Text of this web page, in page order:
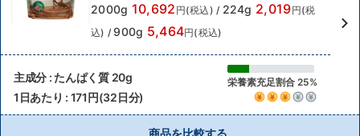
2000g 10,692 円(税込) / 224g 2,019円(税
込) / 900g 5,464円(税込)
主成分 : たんぱく質 20g 栄養素充足割合 25%
1日あたり : 171円(32日分)
商品を比較する